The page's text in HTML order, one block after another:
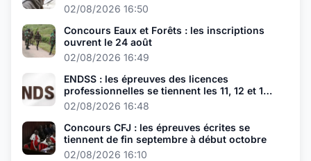
02/08/2026 16:50
Concours Eaux et Forêts : les inscriptions
ouvrent le 24 août
02/08/2026 16:49
ENDSS : les épreuves des licences
professionnelles se tiennent les 11, 12 et 13
août
02/08/2026 16:48
Concours CFJ : les épreuves écrites se
tiennent de fin septembre à début octobre
02/08/2026 16:10